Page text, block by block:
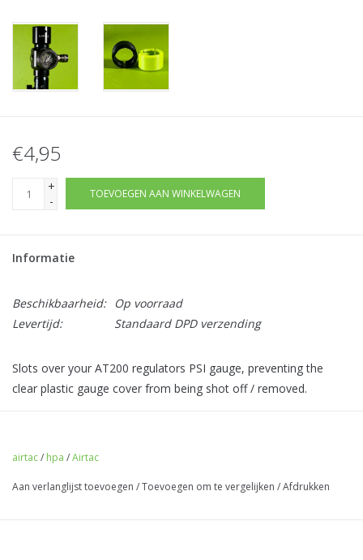
€4,95
+
-
TOEVOEGEN AAN WINKELWAGEN
Informatie
Beschikbaarheid:
Op voorraad
Levertijd:
Standaard DPD verzending
Slots over your AT200 regulators PSI gauge, preventing the
clear plastic gauge cover from being shot off / removed.
airtac/ hpa /Airtac
Aan verlanglijst toevoegen /Toevoegen om te vergelijken /Afdrukken